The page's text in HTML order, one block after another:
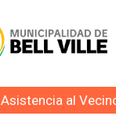
Asistencia al